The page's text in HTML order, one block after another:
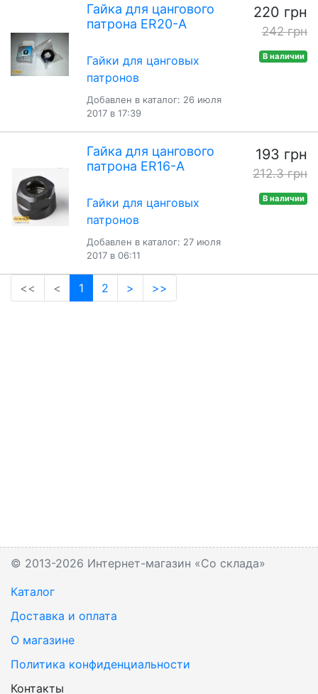
Гайка для цангового
патрона ER20-А
Гайки для цанговых
патронов
Добавлен в каталог: 26 июля
2017 в 17:39
220 грн
242 грн
В наличии
Гайка для цангового
патрона ER16-А
Гайки для цанговых
патронов
Добавлен в каталог: 27 июля
2017 в 06:11
193 грн
212.3 грн
В наличии
<< < 1 (current)
2 > >>
© 2013-2026 Интернет-магазин «Со склада»
Каталог
Доставка и оплата
О магазине
Политика конфиденциальности
Контакты